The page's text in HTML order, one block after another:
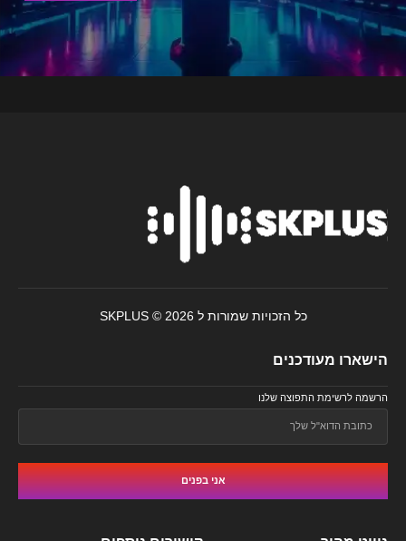
הישארו מעודכנים
הרשמה לרשימת התפוצה שלנו
אני בפנים
כל הזכויות שמורות ל SKPLUS © 2026